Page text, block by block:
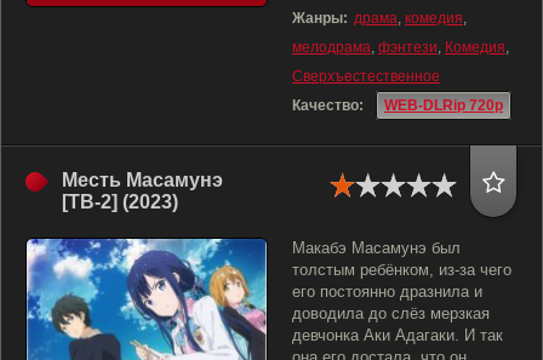
Жанры: драма, комедия,
мелодрама, фэнтези, Комедия,
Сверхъестественное
Качество:
WEB-DLRip 720p
Месть Масамунэ
[ТВ-2] (2023)
Макабэ Масамунэ был
толстым ребёнком, из-за чего
его постоянно дразнила и
доводила до слёз мерзкая
девчонка Аки Адагаки. И так